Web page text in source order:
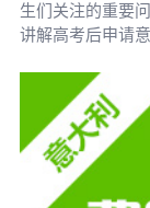
生们关注的重要
讲解高考后申请